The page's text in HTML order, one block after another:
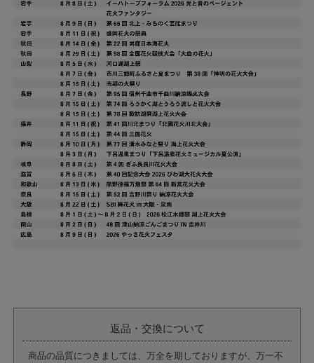
返品・交換について
商品の品質につきましては、万全を期しておりますが、万一不